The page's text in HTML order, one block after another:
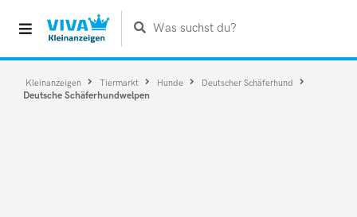
Was suchst du?
Kleinanzeigen Tiermarkt Hunde Deutscher Schäferhund
Deutsche Schäferhundwelpen